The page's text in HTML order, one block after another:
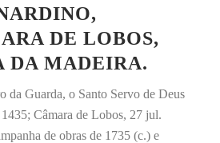
DE LOBOS,
DA MADEIRA.
da Guarda, o Santo Servo de Deus
Câmara de Lobos, 27 jul.
de obras de 1735 (c.) e